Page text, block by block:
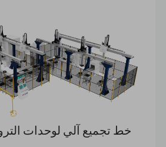
خط تجميع آلي لوحدات